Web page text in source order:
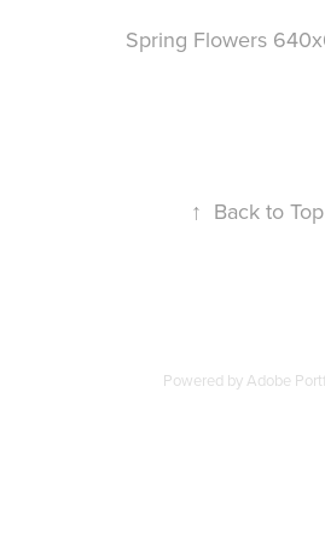
Spring Flowers
↑ Back to Top
Powered byAdobe